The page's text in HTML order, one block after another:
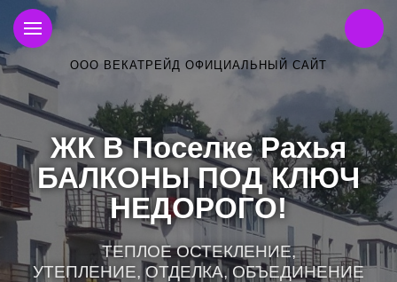
ООО ВЕКАТРЕЙД ОФИЦИАЛЬНЫЙ САЙТ
ЖК В Поселке Рахья
БАЛКОНЫ ПОД КЛЮЧ
НЕДОРОГО!
ТЕПЛОЕ ОСТЕКЛЕНИЕ,
УТЕПЛЕНИЕ, ОТДЕЛКА, ОБЪЕДИНЕНИЕ